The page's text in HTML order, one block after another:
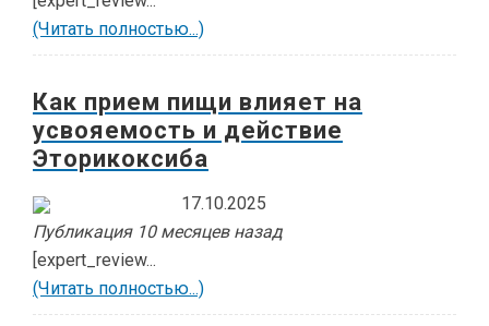
(Читать полностью...)
Как прием пищи влияет на
усвояемость и действие
Эторикоксиба
17.10.2025
Публикация 10 месяцев назад
[expert_review...
(Читать полностью...)